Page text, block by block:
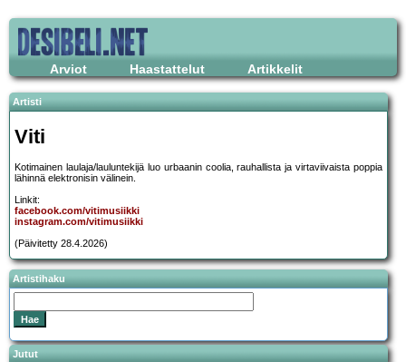
Arviot Haastattelut Artikkelit
Artisti
Viti
Kotimainen laulaja/lauluntekijä luo urbaanin coolia, rauhallista ja virtaviivaista poppia
lähinnä elektronisin välinein.
Linkit:
facebook.com/vitimusiikki
instagram.com/vitimusiikki
(Päivitetty 28.4.2026)
Artistihaku
Jutut